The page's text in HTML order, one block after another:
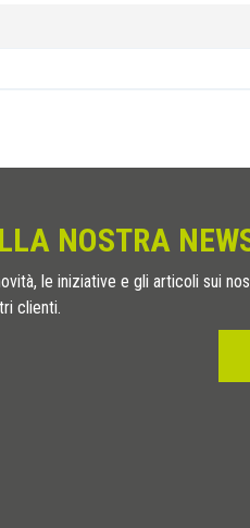
NOSTRA
le iniziative e gli articoli sui
clienti.